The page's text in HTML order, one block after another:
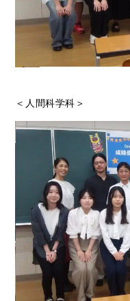
＜人間科学科＞